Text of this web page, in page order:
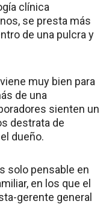
clínica
se presta más
de una pulcra y
muy bien para
de una
sienten un
destrata de
dueño.
solo pensable en
en los que el
gerente general